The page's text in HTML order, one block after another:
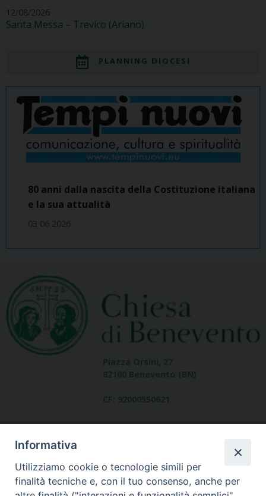
12/08/2026
Santa Messa – Trevico (Ariano)
PLANNING DIOCESI
80 anni dalla nascita della Costituzione italiana
e la sua attualità
03 06 2026
Informativa
Utilizziamo cookie o tecnologie simili per
finalità tecniche e, con il tuo consenso, anche per